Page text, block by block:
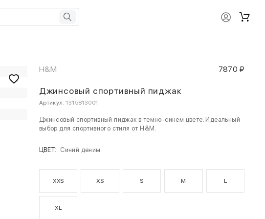
H&M 7870 ₽
Джинсовый спортивный пиджак
Артикул: 1315813001
Джинсовый спортивный пиджак в темно-синем цвете. Идеальный
выбор для спортивного стиля от H&M.
ЦВЕТ: Синий деним
XXS XS S M L
XL